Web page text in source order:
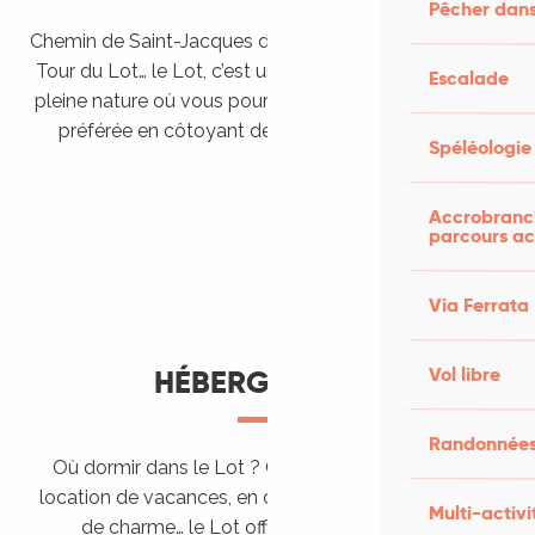
Pêcher
Escalade
Spéléologie
parcours
Via Ferrata
Vol libre
Multi-
Chemin de Saint-Jacques de Compostelle, Véloroutes,
Tour du Lot… le Lot, c’est une véritable destination de
pleine nature où vous pourrez pratiquer votre activité
préférée en côtoyant des paysages grandioses.
HÉBERGEMENTS
Où dormir dans le Lot ? Chez l’habitant, dans une
location de vacances, en camping, ou dans un hôtel
de charme… le Lot offre des hébergements